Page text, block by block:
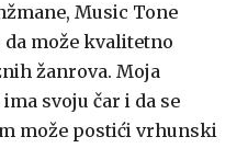
Music Tone
može kvalitetno
žanrova. Moja
svoju čar i da se
može postići vrhunski